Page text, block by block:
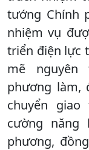
tướng Chính
nhiệm vụ
triển điện lực
mẽ nguyên
phương làm,
chuyển
cường
phương,